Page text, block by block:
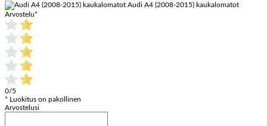
Audi A4 (2008-2015) kaukalomatot
Arvostelu*
0/5
* Luokitus on pakollinen
Arvostelusi